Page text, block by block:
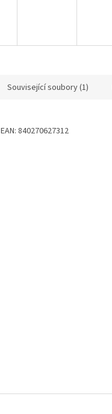
Související soubory (1)
EAN: 840270627312